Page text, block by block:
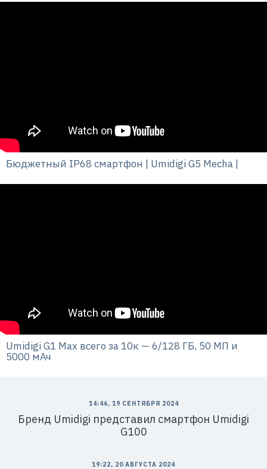
Бюджетный IP68 смартфон | Umidigi G5 Mecha |
Umidigi G1 Max всего за 10к — 6/128 ГБ, 50 МП и
5000 мАч
14:46, 19 СЕНТЯБРЯ 2024
Бренд Umidigi представил смартфон Umidigi
G100
19:22, 20 АВГУСТА 2024